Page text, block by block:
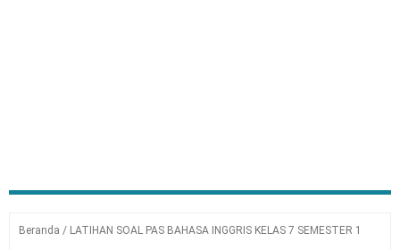
Beranda / LATIHAN SOAL PAS BAHASA INGGRIS KELAS 7 SEMESTER 1